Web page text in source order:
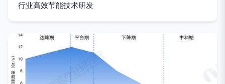
行业高效节能技术研发